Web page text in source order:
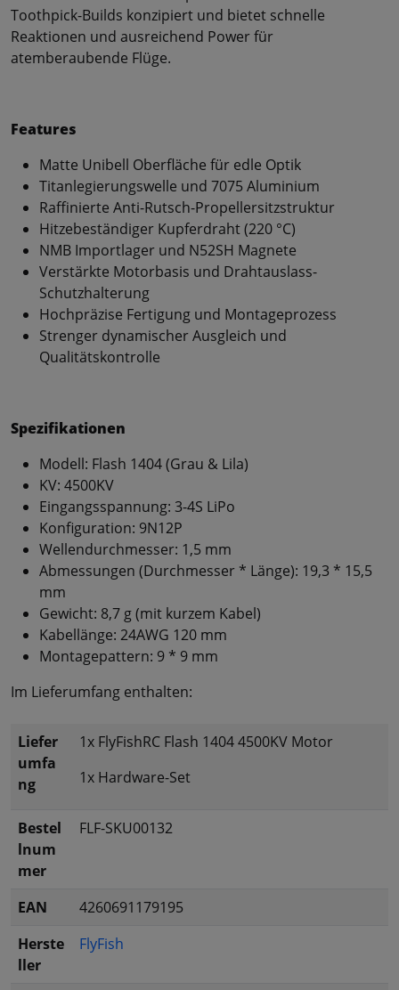
Toothpick-Builds konzipiert und bietet schnelle
Reaktionen und ausreichend Power für
atemberaubende Flüge.
Features
Matte Unibell Oberfläche für edle Optik
Titanlegierungswelle und 7075 Aluminium
Raffinierte Anti-Rutsch-Propellersitzstruktur
Hitzebeständiger Kupferdraht (220 °C)
NMB Importlager und N52SH Magnete
Verstärkte Motorbasis und Drahtauslass-
Schutzhalterung
Hochpräzise Fertigung und Montageprozess
Strenger dynamischer Ausgleich und
Qualitätskontrolle
Spezifikationen
Modell: Flash 1404 (Grau & Lila)
KV: 4500KV
Eingangsspannung: 3-4S LiPo
Konfiguration: 9N12P
Wellendurchmesser: 1,5 mm
Abmessungen (Durchmesser * Länge): 19,3 * 15,5
mm
Gewicht: 8,7 g (mit kurzem Kabel)
Kabellänge: 24AWG 120 mm
Montagepattern: 9 * 9 mm
Im Lieferumfang enthalten:
Liefer
umfa
ng
1x FlyFishRC Flash 1404 4500KV Motor
1x Hardware-Set
Bestel
lnum
mer
FLF-SKU00132
EAN
4260691179195
Herste
ller
FlyFish